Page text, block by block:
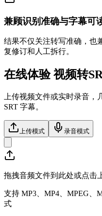
兼顾识别准确与字幕可
结果不仅关注转写准确，也
复修订和人工拆行。
在线体验 视频转
上传视频文件或实时录音
SRT 字幕。
上传模式 录音模式
拖拽音频文件到此处或点击
支持 MP3、MP4、MPEG、
式